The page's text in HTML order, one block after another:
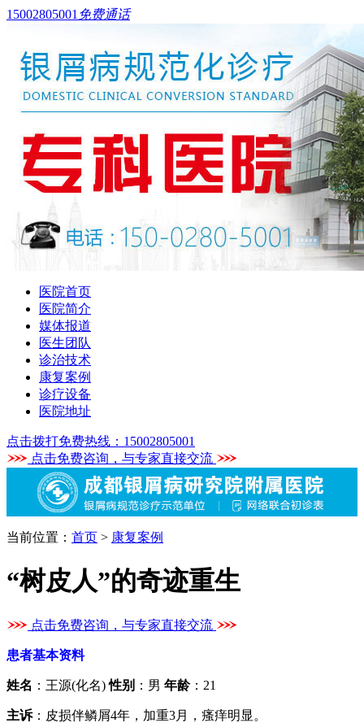
15002805001 免费通话
医院首页
医院简介
媒体报道
医生团队
诊治技术
康复案例
诊疗设备
医院地址
点击拨打免费热线：15002805001
点击免费咨询，与专家直接交流
当前位置： 首页 > 康复案例
“树皮人”的奇迹重生
点击免费咨询，与专家直接交流
患者基本资料
姓名 ：王源(化名)性别 ：男 年龄：21
主诉：皮损伴鳞屑4年，加重3月，瘙痒明显。